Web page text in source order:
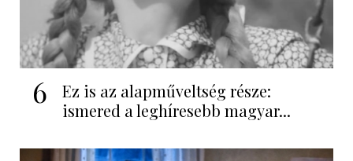
6
Ez is az alapműveltség része:
ismered a leghíresebb magyar...